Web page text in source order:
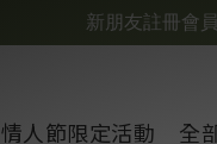
情人節限定活動 全
新朋友註冊會